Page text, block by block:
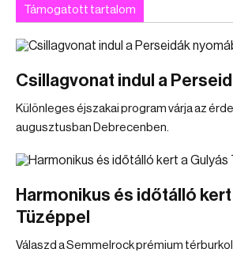
Támogatott tartalom
Csillagvonat indul a
Különleges éjszakai program várja az
augusztusban Debrecenben.
Harmonikus és időtálló kert
Tüzéppel
Válaszd a Semmelrock prémium